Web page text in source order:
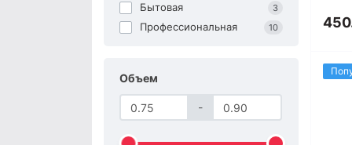
Бытовая 3
Профессиональная 10
Объем
-